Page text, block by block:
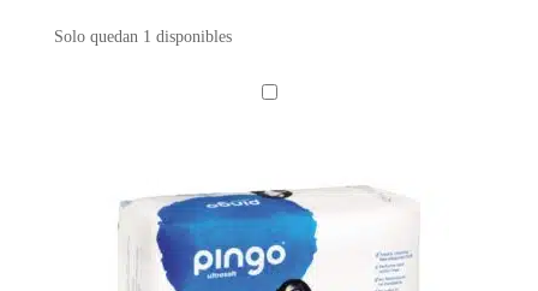
Solo quedan 1 disponibles
P
L
S